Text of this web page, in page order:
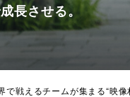
長させる。
戦えるチームが集まる“映像